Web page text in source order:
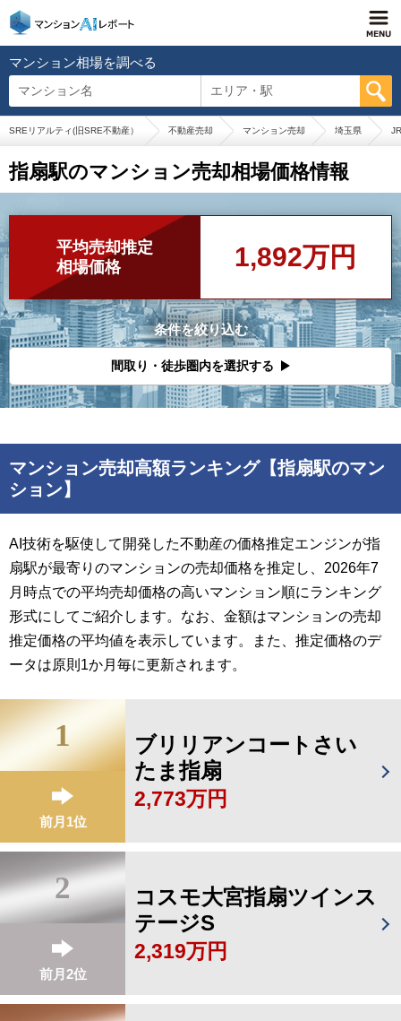
マンション相場を調べる
マンション名 エリア・駅
SREリアルティ(旧SRE不動産） 不動産売却 マンション売却 埼玉県
指扇駅のマンション売却相場価格情報
平均売却推定
相場価格
1,892万円
条件を絞り込む
間取り・徒歩圏内を選択する
マンション売却高額ランキング【指扇駅のマン
ション】
AI技術を駆使して開発した不動産の価格推定エンジンが指
扇駅が最寄りのマンションの売却価格を推定し、2026年7
月時点での平均売却価格の高いマンション順にランキング
形式にしてご紹介します。なお、金額はマンションの売却
推定価格の平均値を表示しています。また、推定価格のデ
ータは原則1か月毎に更新されます。
1
前月1位
ブリリアンコートさい
たま指扇
2,773万円
2
前月2位
コスモ大宮指扇ツインス
テージS
2,319万円